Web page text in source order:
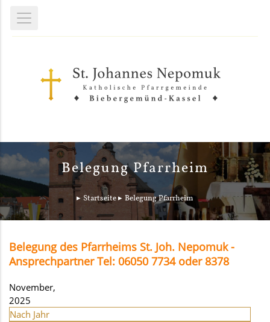
Belegung Pfarrheim
Startseite Belegung Pfarrheim
Belegung des Pfarrheims St. Joh. Nepomuk -
Ansprechpartner Tel: 06050 7734 oder 8378
November,
2025
Nach Jahr